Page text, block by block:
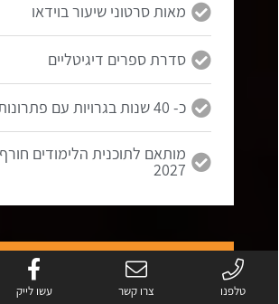
מאות סרטוני שיעור בוידאו
סדרת ספרים דיגיטליים
כ- 40 שנות בגרויות עם פתרונות מלאים
מותאם לתוכנית הלימודים
2027
בגרות במתמטיקה
טלפנו צרו קשר עשו לייק